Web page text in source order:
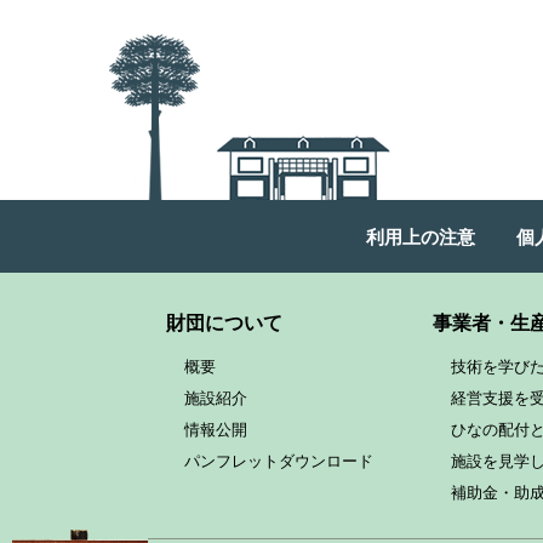
利用上の注意 個
財団について
概要
施設紹介
情報公開
パンフレットダウンロード
事業者・生
技術を学び
経営支援を
ひなの配付
施設を見学
補助金・助